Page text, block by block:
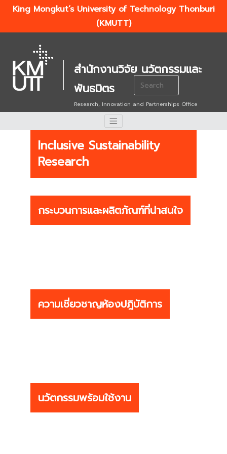
King Mongkut’s University of Technology Thonburi
(KMUTT)
สำนักงานวิจัย นวัตกรรมและ
พันธมิตร
Research, Innovation and Partnerships Office
Search
for:
Inclusive Sustainability
Research
กระบวนการและผลิตภัณฑ์ที่น่าสนใจ
ความเชี่ยวชาญห้องปฎิบัติการ
นวัตกรรมพร้อมใช้งาน